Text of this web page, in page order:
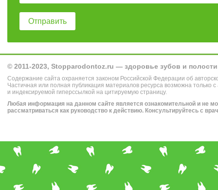
© 2011-2023, Stopparodontoz.ru — здоровье зубов и
Содержание сайта охраняется законом Российской Федерации об
Частичная или полная публикация материалов ресурса возможна только с
и индексируемой гиперссылкой на цитируемую страницу.
Любая информация на данном сайте является ознакомительной и не
рассматриваться как руководство к действию. Консультируйтесь с